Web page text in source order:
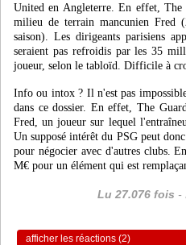
United en Angleterre. En effet, The
milieu de terrain mancunien Fred
saison). Les dirigeants parisiens
seraient pas refroidis par les 35
joueur, selon le tabloïd. Difficile à
Info ou intox ? Il n'est pas
dans ce dossier. En effet, The
Fred, un joueur sur lequel
Un supposé intérêt du PSG peut
pour négocier avec d'autres clubs.
M€ pour un élément qui est
Lu 27.076 fois -
afficher les réactions (2)